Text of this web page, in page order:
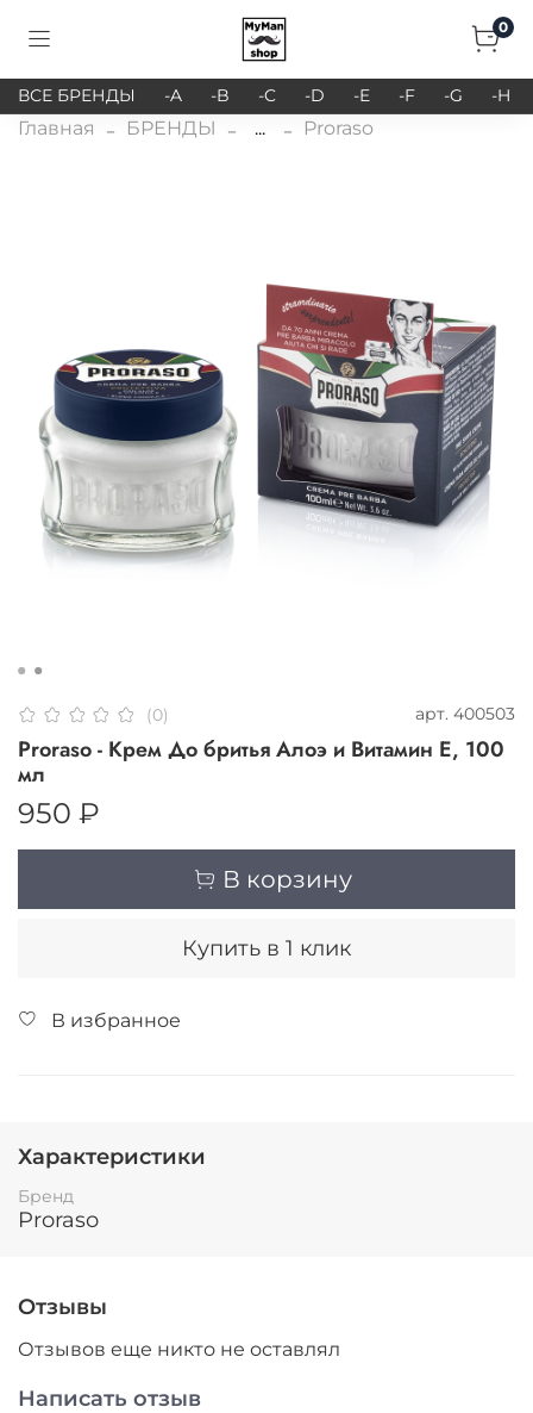
0
ВСЕ БРЕНДЫ -A -B -C -D -E -F -G -H
Главная БРЕНДЫ ... Proraso
(0) арт. 400503
Proraso - Крем До бритья Алоэ и Витамин Е, 100
мл
950 ₽
В корзину
Купить в 1 клик
В избранное
Характеристики
Бренд
Proraso
Отзывы
Отзывов еще никто не оставлял
Написать отзыв